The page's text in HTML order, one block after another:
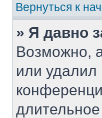
Вернуться к
» Я давно
Возможно,
или удалил